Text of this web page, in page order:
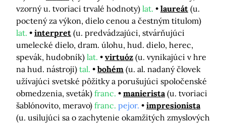
vzorný u. tvoriaci trvalé hodnoty) lat. laureát (u.
poctený za výkon, dielo cenou a čestným titulom)
lat.
interpret (u. predvádzajúci, stvárňujúci
umelecké dielo, dram. úlohu, hud. dielo, herec,
spevák, hudobník) lat. virtuóz (u. vynikajúci v hre
na hud. nástroji) tal. bohém (u. al. nadaný človek
užívajúci svetské pôžitky a porušujúci spoločenské
obmedzenia, sveták) franc. manierista (u. tvoriaci
šablónovito, meravo) franc. pejor.
impresionista
(u. usilujúci sa o zachytenie okamžitých zmyslových